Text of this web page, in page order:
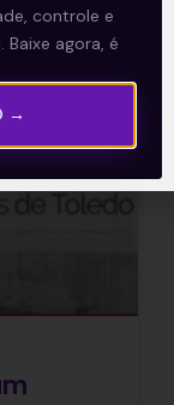
EU COM ISSO
controle e
agora, é
→